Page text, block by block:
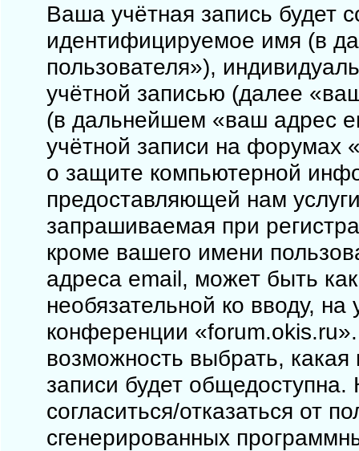
Ваша учётная запись будет
идентифицируемое имя (в
пользователя»),
учётной записью (далее
(в дальнейшем «ваш адрес
учётной записи на форумах
о защите компьютерной
предоставляющей нам
запрашиваемая при
кроме вашего имени
адреса email, может быть
необязательной ко вводу,
конференции
возможность выбрать,
записи будет общедоступна.
согласиться/отказаться от
сгенерированных